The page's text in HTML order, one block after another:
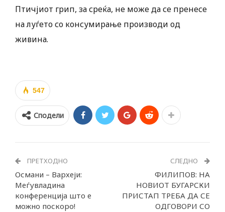
Птичјиот грип, за среќа, не може да се пренесе
на луѓето со консумирање производи од
живина.
547
Сподели
ПРЕТХОДНО
Османи – Вархеји:
Меѓувладина
конференција што е
можно поскоро!
СЛЕДНО
ФИЛИПОВ: НА
НОВИОТ БУГАРСКИ
ПРИСТАП ТРЕБА ДА СЕ
ОДГОВОРИ СО